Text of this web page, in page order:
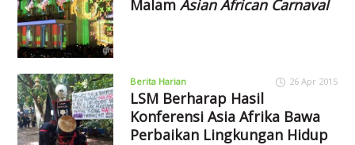
Malam Asian African Carnaval
Berita Harian 26 Apr 2015
LSM Berharap Hasil
Konferensi Asia Afrika Bawa
Perbaikan Lingkungan Hidup